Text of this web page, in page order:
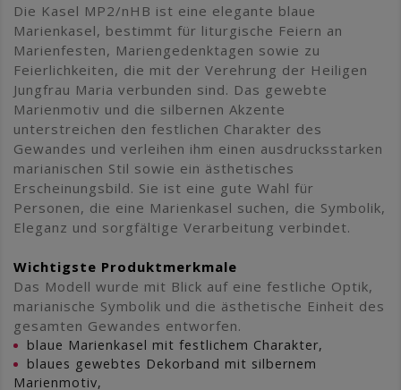
Die Kasel MP2/nHB ist eine elegante blaue
Marienkasel, bestimmt für liturgische Feiern an
Marienfesten, Mariengedenktagen sowie zu
Feierlichkeiten, die mit der Verehrung der Heiligen
Jungfrau Maria verbunden sind. Das gewebte
Marienmotiv und die silbernen Akzente
unterstreichen den festlichen Charakter des
Gewandes und verleihen ihm einen ausdrucksstarken
marianischen Stil sowie ein ästhetisches
Erscheinungsbild. Sie ist eine gute Wahl für
Personen, die eine Marienkasel suchen, die Symbolik,
Eleganz und sorgfältige Verarbeitung verbindet.
Wichtigste Produktmerkmale
Das Modell wurde mit Blick auf eine festliche Optik,
marianische Symbolik und die ästhetische Einheit des
gesamten Gewandes entworfen.
blaue Marienkasel mit festlichem Charakter,
blaues gewebtes Dekorband mit silbernem
Marienmotiv,